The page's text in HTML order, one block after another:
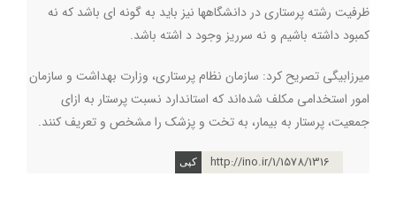
ظرفیت رشته پرستاری در دانشگاهها نیز باید به گونه ای باشد که نه
کمبود داشته باشیم و نه سرریز وجود د اشته باشد.
میرزابیگی تصریح کرد: سازمان نظام پرستاری، وزارت بهداشت و سازمان
امور استخدامی مکلف شده‌اند که استاندارد نسبت پرستار به ازای
جمعیت، پرستار به بیمار، به تخت و پزشک را مشخص و تعریف کنند.
http://ino.ir/1/1578/1316